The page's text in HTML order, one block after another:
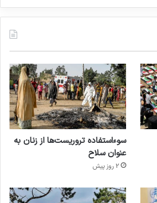
سوءاستفاده تروریست‌ها از زنان به
عنوان سلاح
2 روز پیش